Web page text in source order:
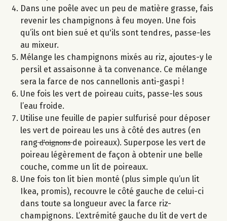
Dans une poêle avec un peu de matière grasse, fais
revenir les champignons à feu moyen. Une fois
qu’ils ont bien sué et qu'ils sont tendres, passe-les
au mixeur.
Mélange les champignons mixés au riz, ajoutes-y le
persil et assaisonne à ta convenance. Ce mélange
sera la farce de nos cannellonis anti-gaspi !
Une fois les vert de poireau cuits, passe-les sous
l’eau froide.
Utilise une feuille de papier sulfurisé pour déposer
les vert de poireau les uns à côté des autres (en
rang ̶d̶'̶o̶i̶g̶n̶o̶n̶s̶ de poireaux). Superpose les vert de
poireau légèrement de façon à obtenir une belle
couche, comme un lit de poireaux.
Une fois ton lit bien monté (plus simple qu’un lit
Ikea, promis), recouvre le côté gauche de celui-ci
dans toute sa longueur avec la farce riz-
champignons. L’extrémité gauche du lit de vert de